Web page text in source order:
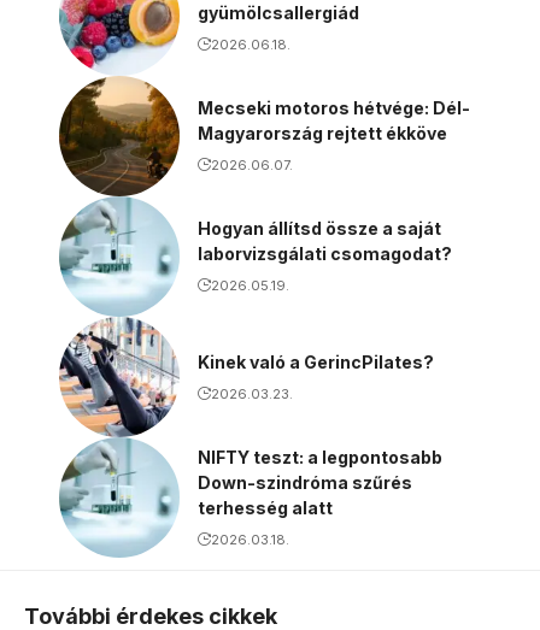
gyümölcsallergiád
2026.06.18.
Mecseki motoros hétvége: Dél-
Magyarország rejtett ékköve
2026.06.07.
Hogyan állítsd össze a saját
laborvizsgálati csomagodat?
2026.05.19.
Kinek való a GerincPilates?
2026.03.23.
NIFTY teszt: a legpontosabb
Down-szindróma szűrés
terhesség alatt
2026.03.18.
További érdekes cikkek